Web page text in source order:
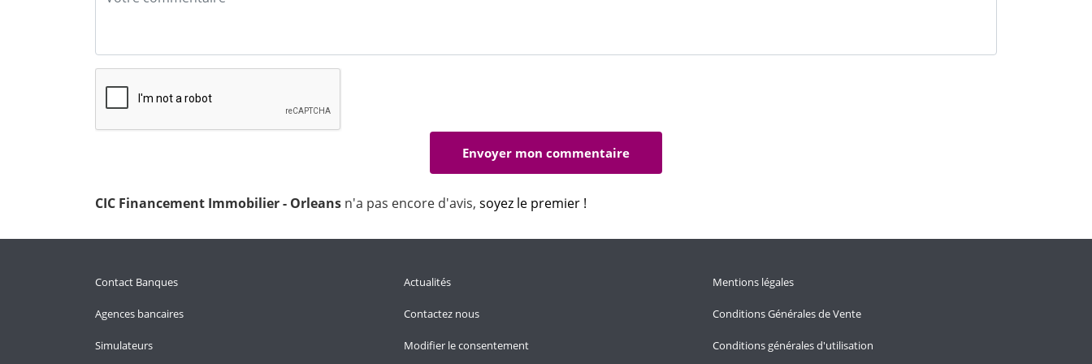
CIC Financement Immobilier - Orleans n'a pas encore d'avis, soyez le premier !
Contact Banques
Agences bancaires
Simulateurs
Actualités
Contactez nous
Modifier le consentement
Mentions légales
Conditions Générales de Vente
Conditions générales d'utilisation